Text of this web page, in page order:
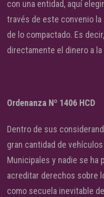
con una entidad, aquí
través de este convenio
de lo compactado. Es
directamente el dinero a
Ordenanza Nº 1406 HCD
Dentro de sus
gran cantidad de
Municipales y nadie se ha
acreditar derechos sobre
como secuela inevitable